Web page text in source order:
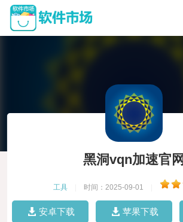
黑洞vqn加速官网
工具 时间：2025-09-01
安卓下载 苹果下载